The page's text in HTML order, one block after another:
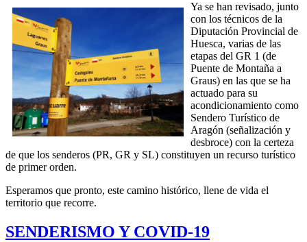
Ya se han revisado, junto
con los técnicos de la
Diputación Provincial de
Huesca, varias de las
etapas del GR 1 (de
Puente de Montaña a
Graus) en las que se ha
actuado para su
acondicionamiento como
Sendero Turístico de
Aragón (señalización y
desbroce) con la certeza
de que los senderos (PR, GR y SL) constituyen un recurso turístico
de primer orden.
Esperamos que pronto, este camino histórico, llene de vida el
territorio que recorre.
SENDERISMO Y COVID-19